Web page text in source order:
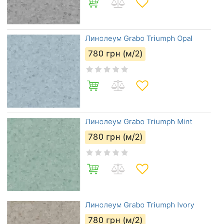
Линолеум Grabo Triumph Opal
780 грн (м/2)
Линолеум Grabo Triumph Mint
780 грн (м/2)
Линолеум Grabo Triumph Ivory
780 грн (м/2)